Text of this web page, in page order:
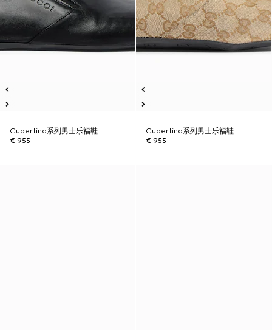
Cupertino系列男士乐福鞋
€ 955
Cupertino系列男士乐福鞋
€ 955